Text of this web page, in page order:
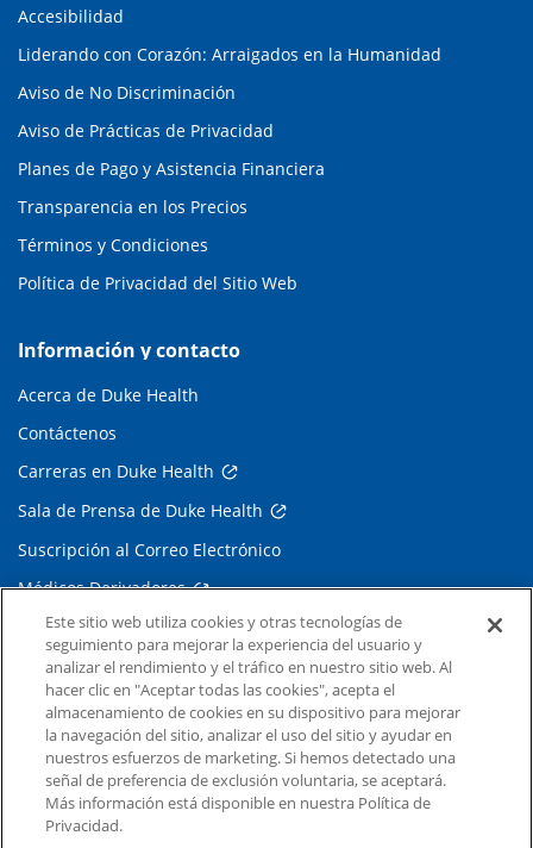
Accesibilidad
Liderando con Corazón: Arraigados en la Humanidad
Aviso de No Discriminación
Aviso de Prácticas de Privacidad
Planes de Pago y Asistencia Financiera
Transparencia en los Precios
Términos y Condiciones
Política de Privacidad del Sitio Web
Información y contacto
Acerca de Duke Health
Contáctenos
Carreras en Duke Health
Sala de Prensa de Duke Health
Suscripción al Correo Electrónico
Médicos Derivadores
Enlaces relacionados
Duke Cancer Institute
Duke Children's
Duke School of Medicine
Duke School of Nursing
Este sitio web utiliza cookies y otras tecnologías de
seguimiento para mejorar la experiencia del usuario y
analizar el rendimiento y el tráfico en nuestro sitio web. Al
hacer clic en "Aceptar todas las cookies", acepta el
almacenamiento de cookies en su dispositivo para mejorar
la navegación del sitio, analizar el uso del sitio y ayudar en
nuestros esfuerzos de marketing. Si hemos detectado una
señal de preferencia de exclusión voluntaria, se aceptará.
Más información está disponible en nuestra Política de
Privacidad.